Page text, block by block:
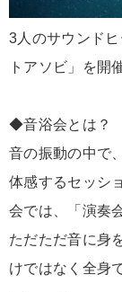
3人のサウンド
トアソビ」を開
◆音浴会とは？
音の振動の中で
体感するセッシ
会では、「演奏
ただただ音に身
けではなく全身